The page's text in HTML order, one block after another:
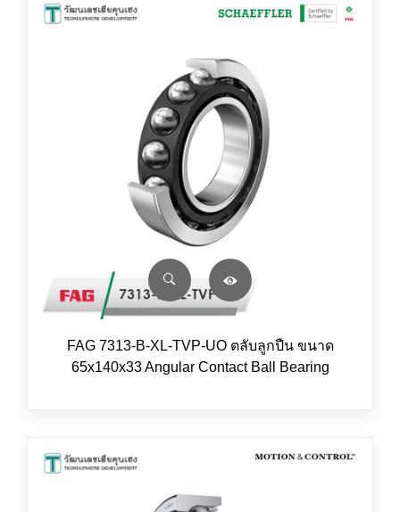
FAG 7313-B-XL-TVP-UO ตลับลูกปืน ขนาด
65x140x33 Angular Contact Ball Bearing